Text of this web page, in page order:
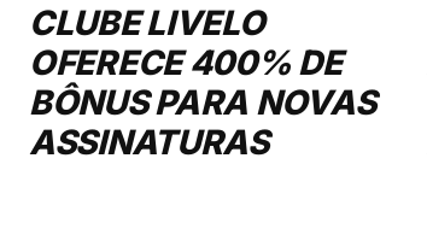
CLUBE LIVELO
OFERECE 400% DE
BÔNUS PARA NOVAS
ASSINATURAS